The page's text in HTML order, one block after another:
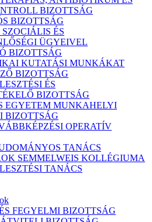
BIZOTTSÁG
BIZOTTSÁG
ÉS
ÜGYEIVEL
BIZOTTSÁG
KUTATÁSI MUNKÁKAT
BIZOTTSÁG
ÉS
BIZOTTSÁG
EGYETEM MUNKAHELYI
BIZOTTSÁG
OPERATÍV
TANÁCS
SEMMELWEIS KOLLÉGIUMA
TANÁCS
FEGYELMI BIZOTTSÁG